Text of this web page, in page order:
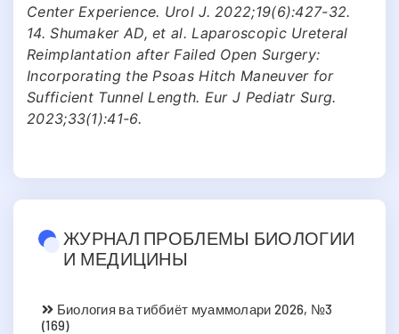
Center Experience. Urol J. 2022;19(6):427-32.
14. Shumaker AD, et al. Laparoscopic Ureteral
Reimplantation after Failed Open Surgery:
Incorporating the Psoas Hitch Maneuver for
Sufficient Tunnel Length. Eur J Pediatr Surg.
2023;33(1):41-6.
ЖУРНАЛ ПРОБЛЕМЫ БИОЛОГИИ
И МЕДИЦИНЫ
Биология ва тиббиёт муаммолари 2026, №3
(169)